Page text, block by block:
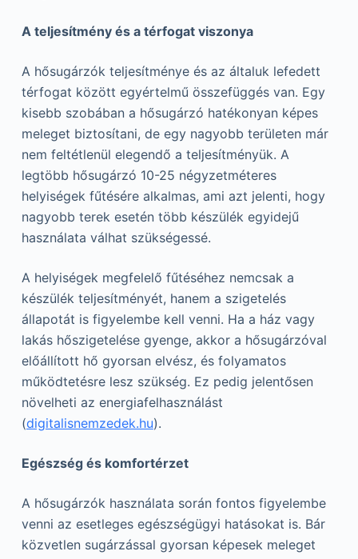
A teljesítmény és a térfogat viszonya
A hősugárzók teljesítménye és az általuk lefedett
térfogat között egyértelmű összefüggés van. Egy
kisebb szobában a hősugárzó hatékonyan képes
meleget biztosítani, de egy nagyobb területen már
nem feltétlenül elegendő a teljesítményük. A
legtöbb hősugárzó 10-25 négyzetméteres
helyiségek fűtésére alkalmas, ami azt jelenti, hogy
nagyobb terek esetén több készülék egyidejű
használata válhat szükségessé.
A helyiségek megfelelő fűtéséhez nemcsak a
készülék teljesítményét, hanem a szigetelés
állapotát is figyelembe kell venni. Ha a ház vagy
lakás hőszigetelése gyenge, akkor a hősugárzóval
előállított hő gyorsan elvész, és folyamatos
működtetésre lesz szükség. Ez pedig jelentősen
növelheti az energiafelhasználást
(digitalisnemzedek.hu).
Egészség és komfortérzet
A hősugárzók használata során fontos figyelembe
venni az esetleges egészségügyi hatásokat is. Bár
közvetlen sugárzással gyorsan képesek meleget